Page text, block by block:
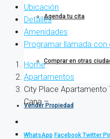
Agenda tu cita
Comprar en otras
Vender Propiedad
Ubicación
Detalles
Amenidades
Programar llamada con
Home
Apartamentos
City Place Apartamento
Cana –
WhatsApp Facebook Twitter